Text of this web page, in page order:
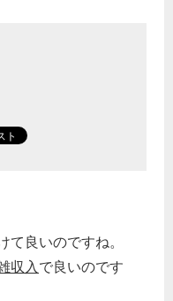
て良いのですね。
収入で良いのです